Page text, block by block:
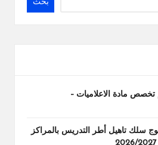
بحث
تخصص مادة الاعلاميات –
سلك تاهيل أطر التدريس بالمراكز